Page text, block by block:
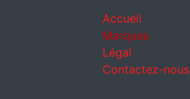
Accueil
Marques
Légal
Contactez-nous